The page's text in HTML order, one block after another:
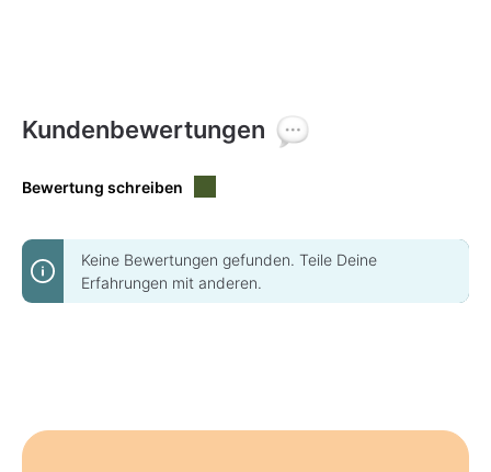
Kundenbewertungen
Bewertung schreiben
Keine Bewertungen gefunden. Teile Deine
Erfahrungen mit anderen.